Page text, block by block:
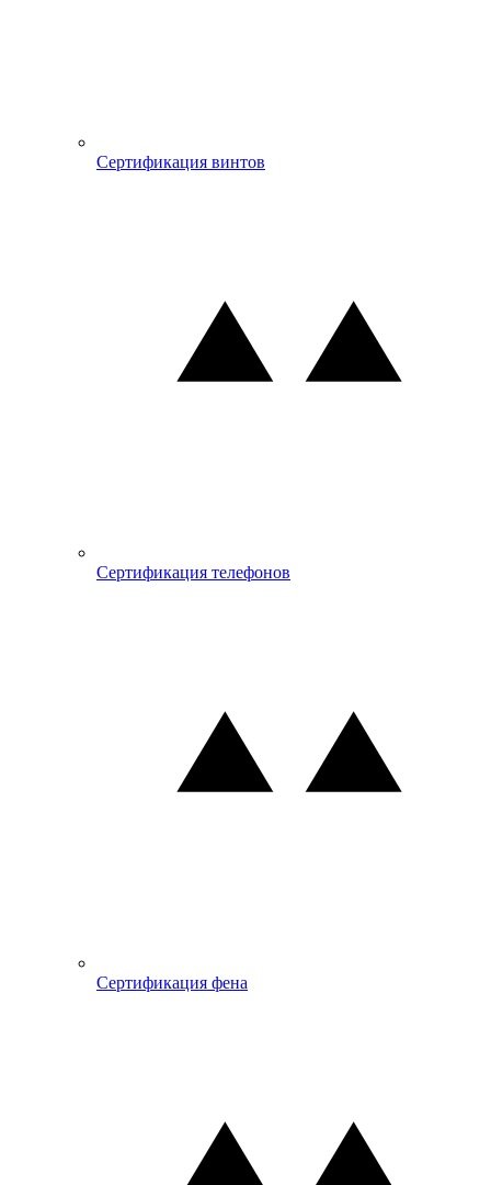
Сертификация винтов
Сертификация телефонов
Сертификация фена